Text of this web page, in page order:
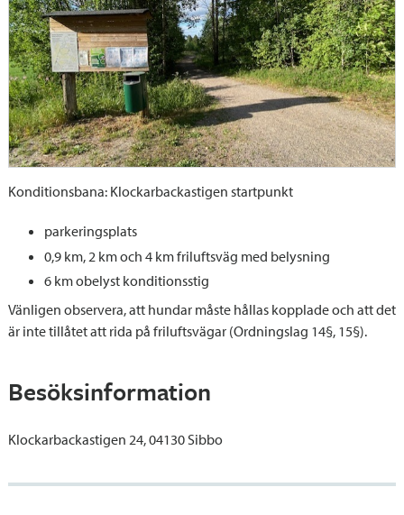
Konditionsbana: Klockarbackastigen startpunkt
parkeringsplats
0,9 km, 2 km och 4 km friluftsväg med belysning
6 km obelyst konditionsstig
Vänligen observera, att hundar måste hållas kopplade och att det
är inte tillåtet att rida på friluftsvägar (Ordningslag 14§, 15§).
Besöksinformation
Klockarbackastigen 24, 04130 Sibbo